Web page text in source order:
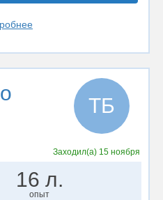
ТБ
Заходил(а) 15 ноября
16 л.
опыт